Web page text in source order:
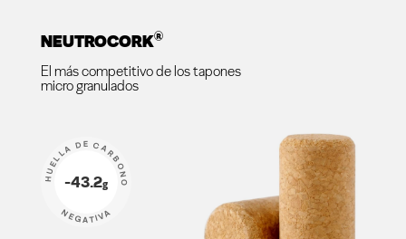
NEUTROCORK®
El más competitivo de los tapones
micro granulados
HUELLA DE CARBONO
-43.2g
NEGATIVA